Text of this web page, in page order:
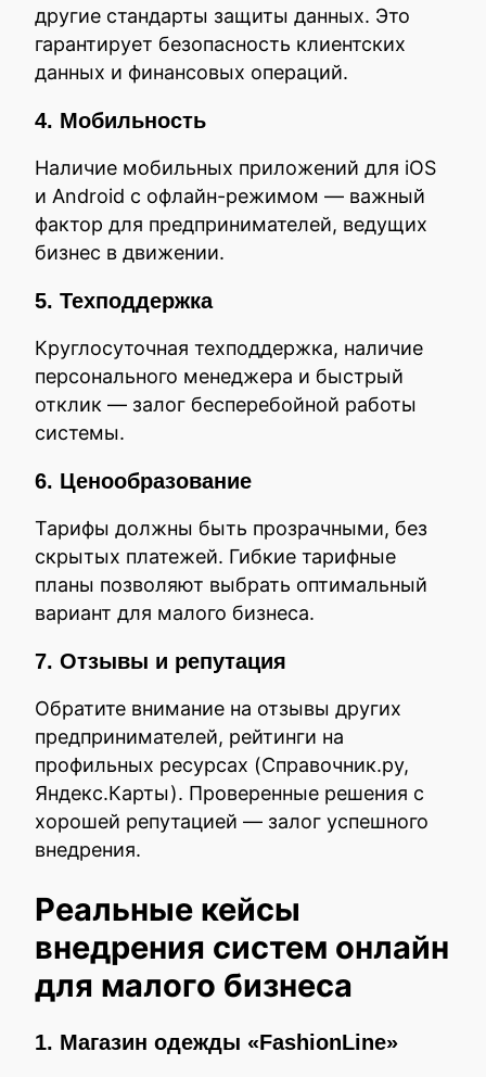
другие стандарты защиты данных. Это
гарантирует безопасность клиентских
данных и финансовых операций.
4. Мобильность
Наличие мобильных приложений для iOS
и Android с офлайн-режимом — важный
фактор для предпринимателей, ведущих
бизнес в движении.
5. Техподдержка
Круглосуточная техподдержка, наличие
персонального менеджера и быстрый
отклик — залог бесперебойной работы
системы.
6. Ценообразование
Тарифы должны быть прозрачными, без
скрытых платежей. Гибкие тарифные
планы позволяют выбрать оптимальный
вариант для малого бизнеса.
7. Отзывы и репутация
Обратите внимание на отзывы других
предпринимателей, рейтинги на
профильных ресурсах (Cправочник.ру,
Яндекс.Карты). Проверенные решения с
хорошей репутацией — залог успешного
внедрения.
Реальные кейсы
внедрения систем онлайн
для малого бизнеса
1. Магазин одежды «FashionLine»